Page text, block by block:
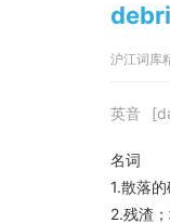
沪江词库
英音
名词
1.散落
2.残渣